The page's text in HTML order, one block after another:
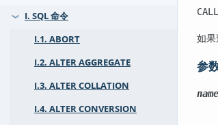
❯
I. SQL 命令
I.1. ABORT
I.2. ALTER AGGREGATE
I.3. ALTER COLLATION
I.4. ALTER CONVERSION
CALL
如果
参
name